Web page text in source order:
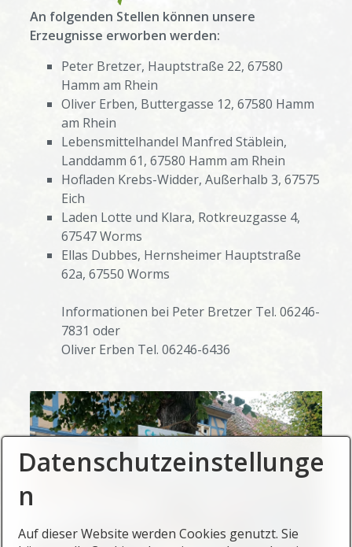
An folgenden Stellen können unsere
Erzeugnisse erworben werden:
Peter Bretzer, Hauptstraße 22, 67580
Hamm am Rhein
Oliver Erben, Buttergasse 12, 67580 Hamm
am Rhein
Lebensmittelhandel Manfred Stäblein,
Landdamm 61, 67580 Hamm am Rhein
Hofladen Krebs-Widder, Außerhalb 3, 67575
Eich
Laden Lotte und Klara, Rotkreuzgasse 4,
67547 Worms
Ellas Dubbes, Hernsheimer Hauptstraße
62a, 67550 Worms
Informationen bei Peter Bretzer Tel. 06246-
7831 oder
Oliver Erben Tel. 06246-6436
Datenschutzeinstellunge
n
Auf dieser Website werden Cookies genutzt. Sie